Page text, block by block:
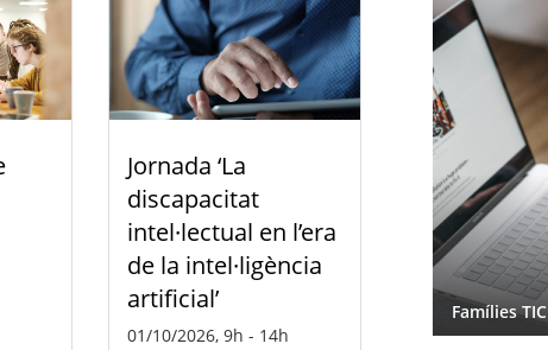
Jornada ‘La
discapacitat
intel·lectual en l’era
de la intel·ligència
artificial’
01/10/2026, 9h - 14h
Famílies TIC Famílies TIC